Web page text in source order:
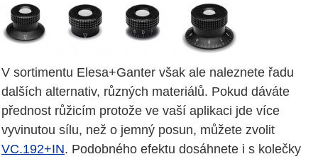
V sortimentu Elesa+Ganter však ale naleznete řadu
dalších alternativ, různých materiálů. Pokud dáváte
přednost růžicím protože ve vaší aplikaci jde více
vyvinutou sílu, než o jemný posun, můžete zvolit
VC.192+IN. Podobného efektu dosáhnete i s kolečky